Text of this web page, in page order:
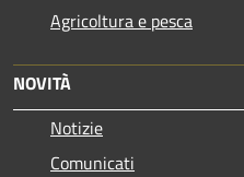
Agricoltura e pesca
NOVITÀ
Notizie
Comunicati